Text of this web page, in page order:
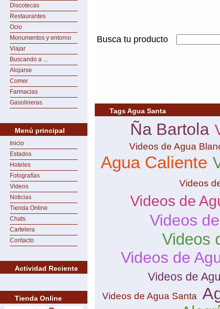
Discotecas
Restaurantes
Ocio
Monumentos y entorno
Viajar
Buscando a ...
Alojarse
Comer
Farmacias
Gasolineras
Menú principal
Inicio
Estados
Hoteles
Fotografías
Videos
Noticias
Tienda Online
Chats
Cartelera
Contacto
Actividad Reciente
Tienda Online
Busca tu producto
Tags Agua Santa
Ña Bartola
Videos de Agua
Agua Caliente
Videos
Videos de
Videos
Videos
Videos de
Videos de
Videos de Agua Santa